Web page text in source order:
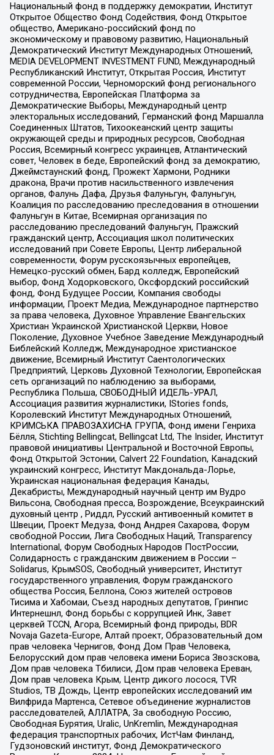
Национальный фонд в поддержку демократии, Институт
Открытое Общество Фонд Содействия, Фонд Открытое
общество, Американо-российский фонд по
экономическому и правовому развитию, Национальный
Демократический Институт Международных Отношений,
MEDIA DEVELOPMENT INVESTMENT FUND, Международный
Республиканский Институт, Открытая Россия, Институт
современной России, Черноморский фонд регионального
сотрудничества, Европейская Платформа за
Демократические Выборы, Международный центр
электоральных исследований, Германский фонд Маршалла
Соединенных Штатов, Тихоокеанский центр защиты
окружающей среды и природных ресурсов, Свободная
Россия, Всемирный конгресс украинцев, Атлантический
совет, Человек в беде, Европейский фонд за демократию,
Джеймстаунский фонд, Прожект Хармони, Родники
дракона, Врачи против насильственного извлечения
органов, Фалунь Дафа, Друзья Фалуньгун, Фалуньгун,
Коалиция по расследованию преследования в отношении
Фалуньгун в Китае, Всемирная организация по
расследованию преследований Фалуньгун, Пражский
гражданский центр, Ассоциация школ политических
исследований при Совете Европы, Центр либеральной
современности, Форум русскоязычных европейцев,
Немецко-русский обмен, Бард колледж, Европейский
выбор, Фонд Ходорковского, Оксфордский российский
фонд, Фонд Будущее России, Компания свободы
информации, Проект Медиа, Международное партнерство
за права человека, Духовное Управление Евангельских
Христиан Украинской Христианской Церкви, Новое
Поколение, Духовное Учебное Заведение Международный
Библейский Колледж, Международное христианское
движение, Всемирный Институт Саентологических
Предприятий, Церковь Духовной Технологии, Европейская
сеть организаций по наблюдению за выборами,
Республика Польша, СВОБОДНЫЙ ИДЕЛЬ-УРАЛ,
Ассоциация развития журналистики, IStories fonds,
Королевский Институт Международных Отношений,
КРИМСЬКА ПРАВОЗАХИСНА ГРУПА, Фонд имени Генриха
Бёлля, Stichting Bellingcat, Bellingcat Ltd, The Insider, Институт
правовой инициативы Центральной и Восточной Европы,
Фонд Открытой Эстонии, Calvert 22 Foundation, Канадский
украинский конгресс, Институт Макдональда-Лорье,
Украинская национальная федерация Канады,
Декабристы, Международный научный центр им Вудро
Вильсона, Свободная пресса, Возрождение, Всеукраинский
духовный центр , Риддл, Русский антивоенный комитет в
Швеции, Проект Медуза, Фонд Андрея Сахарова, Форум
свободной России, Лига Свободных Наций, Transparеncy
International, Форум Свободных Народов ПостРоссии,
Солидарность с гражданским движением в России –
Solidarus, КрымSOS, Свободный университет, Институт
государственного управления, Форум гражданского
общества Россия, Беллона, Союз жителей островов
Тисима и Хабомаи, Съезд народных депутатов, Гринпис
Интернешнл, Фонд борьбы с коррупцией Инк, Завет
церквей TCCN, Агора, Всемирный фонд природы, BDR
Novaja Gazeta-Europe, Алтай проект, Образовательный дом
прав человека Чернигов, Фонд Дом Прав Человека,
Белорусский дом прав человека имени Бориса Звозскова,
Дом прав человека Тбилиси, Дом прав человека Ереван,
Дом прав человека Крым, Центр дикого лосося, TVR
Studios, ТВ Дождь, Центр европейских исследований им
Вилфрида Мартенса, Сетевое объединение журналистов
расследователей, АЛЛАТРА, За свободную Россию,
Свободная Бурятия, Uralic, UnKremlin, Международная
федерация транспортных рабочих, ИстЧам Финланд,
Гудзоновский институт, Фонд Демократического